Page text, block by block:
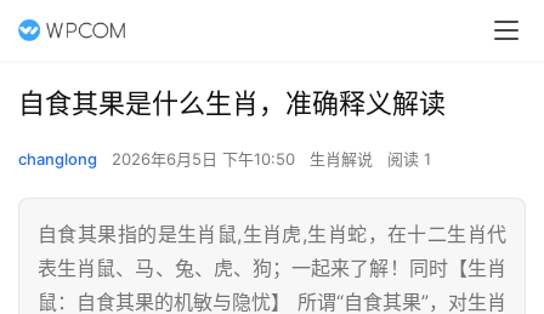
自食其果是什么生肖，准确释义解读
changlong 2026年6月5日 下午10:50 生肖解说 阅读 1
自食其果指的是生肖鼠,生肖虎,生肖蛇，在十二生肖代
表生肖鼠、马、兔、虎、狗；一起来了解！同时【生肖
鼠：自食其果的机敏与隐忧】 所谓“自食其果”，对生肖